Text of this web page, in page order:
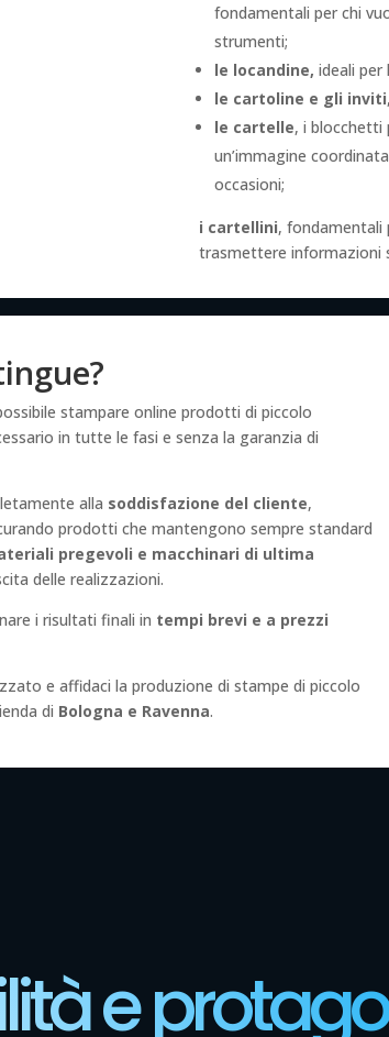
fondamentali per chi
strumenti;
le locandine, ideali
le cartoline e gli inviti
le cartelle, i blocchetti
un’immagine
occasioni;
i cartellini, fondamentali
trasmettere informazioni
stampare online prodotti di piccolo
in tutte le fasi e senza la garanzia di
alla soddisfazione del cliente,
prodotti che mantengono sempre standard
pregevoli e macchinari di ultima
delle realizzazioni.
i risultati finali in tempi brevi e a prezzi
e affidaci la produzione di stampe di piccolo
di Bologna e Ravenna.
e